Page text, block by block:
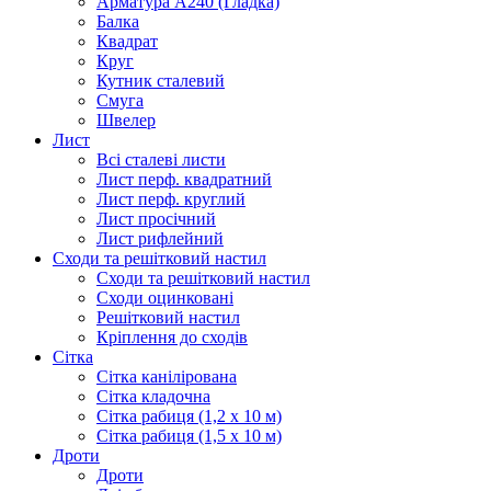
Балка
Квадрат
Круг
Кутник сталевий
Смуга
Швелер
Лист
Всі сталеві листи
Лист перф. квадратний
Лист перф. круглий
Лист просічний
Лист рифлейний
Сходи та решітковий настил
Сходи та решітковий настил
Сходи оцинковані
Решітковий настил
Кріплення до сходів
Сітка
Сітка канілірована
Сітка кладочна
Сітка рабиця (1,2 x 10 м)
Сітка рабиця (1,5 x 10 м)
Дроти
Дроти